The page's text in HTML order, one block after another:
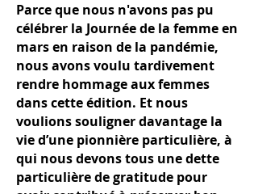
Parce que nous n'avons pas pu
célébrer la Journée de la femme en
mars en raison de la pandémie,
nous avons voulu tardivement
rendre hommage aux femmes
dans cette édition. Et nous
voulions souligner davantage la
vie d’une pionnière particulière, à
qui nous devons tous une dette
particulière de gratitude pour